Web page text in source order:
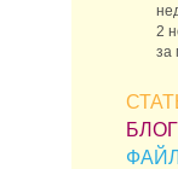
2
за